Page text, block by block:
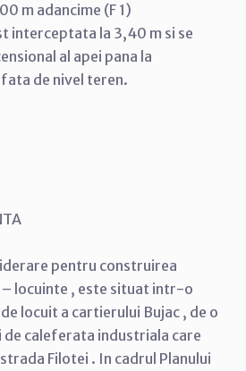
m adancime (F 1)
interceptata la 3,40 m si se
al apei pana la
de nivel teren.
pentru construirea
locuinte , este situat intr-o
locuit a cartierului Bujac , de o
de caleferata industriala care
Filotei . In cadrul Planului